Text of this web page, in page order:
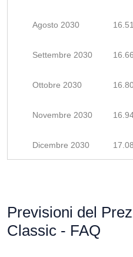
Agosto 2030
Settembre 2030
Ottobre 2030
Novembre 2030
Dicembre 2030
Previsioni del
Classic - FAQ